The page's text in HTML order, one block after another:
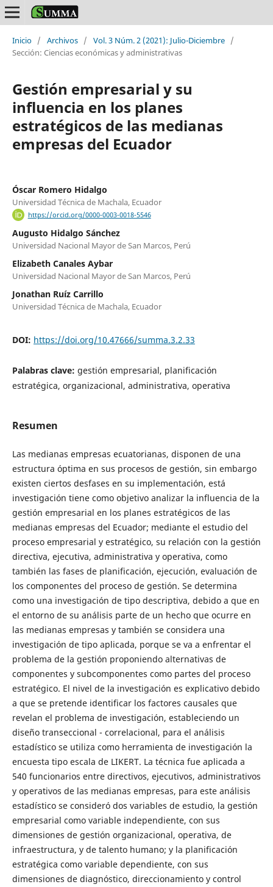
Inicio / Archivos / Vol. 3 Núm. 2 (2021): Julio-Diciembre /
Sección: Ciencias económicas y administrativas
Gestión empresarial y su
influencia en los planes
estratégicos de las medianas
empresas del Ecuador
Óscar Romero Hidalgo
Universidad Técnica de Machala, Ecuador
https://orcid.org/0000-0003-0018-5546
Augusto Hidalgo Sánchez
Universidad Nacional Mayor de San Marcos, Perú
Elizabeth Canales Aybar
Universidad Nacional Mayor de San Marcos, Perú
Jonathan Ruíz Carrillo
Universidad Técnica de Machala, Ecuador
DOI: https://doi.org/10.47666/summa.3.2.33
Palabras clave: gestión empresarial, planificación
estratégica, organizacional, administrativa, operativa
Resumen
Las medianas empresas ecuatorianas, disponen de una
estructura óptima en sus procesos de gestión, sin embargo
existen ciertos desfases en su implementación, está
investigación tiene como objetivo analizar la influencia de la
gestión empresarial en los planes estratégicos de las
medianas empresas del Ecuador; mediante el estudio del
proceso empresarial y estratégico, su relación con la gestión
directiva, ejecutiva, administrativa y operativa, como
también las fases de planificación, ejecución, evaluación de
los componentes del proceso de gestión. Se determina
como una investigación de tipo descriptiva, debido a que en
el entorno de su análisis parte de un hecho que ocurre en
las medianas empresas y también se considera una
investigación de tipo aplicada, porque se va a enfrentar el
problema de la gestión proponiendo alternativas de
componentes y subcomponentes como partes del proceso
estratégico. El nivel de la investigación es explicativo debido
a que se pretende identificar los factores causales que
revelan el problema de investigación, estableciendo un
diseño transeccional - correlacional, para el análisis
estadístico se utiliza como herramienta de investigación la
encuesta tipo escala de LIKERT. La técnica fue aplicada a
540 funcionarios entre directivos, ejecutivos, administrativos
y operativos de las medianas empresas, para este análisis
estadístico se consideró dos variables de estudio, la gestión
empresarial como variable independiente, con sus
dimensiones de gestión organizacional, operativa, de
infraestructura, y de talento humano; y la planificación
estratégica como variable dependiente, con sus
dimensiones de diagnóstico, direccionamiento y control